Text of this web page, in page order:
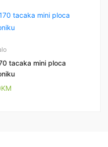
tacaka mini ploca
KM